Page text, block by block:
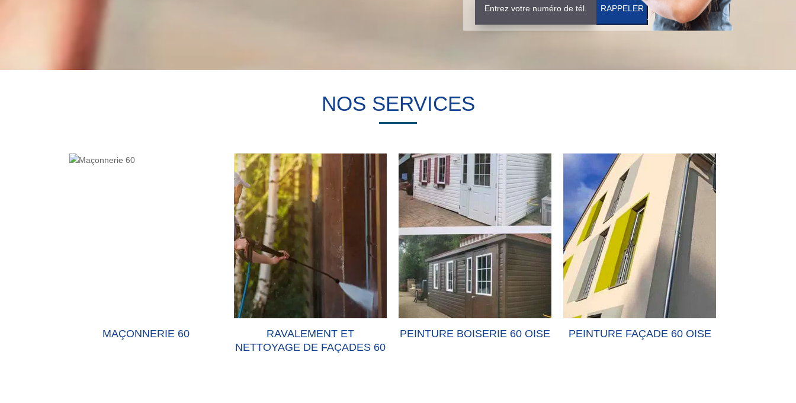
NOS SERVICES
MAÇONNERIE 60
RAVALEMENT ET
NETTOYAGE DE FAÇADES 60
PEINTURE BOISERIE 60 OISE PEINTURE FAÇADE 60 OISE